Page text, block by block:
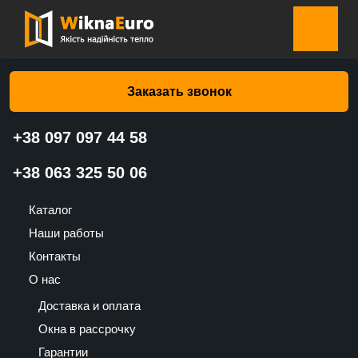
Заказать звонок
+38 097 097 44 58
+38 063 325 50 06
Каталог
Наши работы
Контакты
О нас
Доставка и оплата
Окна в рассрочку
Гарантии
Главная страница»Каталог
Жалюзи-плиссе на окна Огнеупорная черная 715 – Валько
Жалюзи-плиссе на окна
Валько
1485